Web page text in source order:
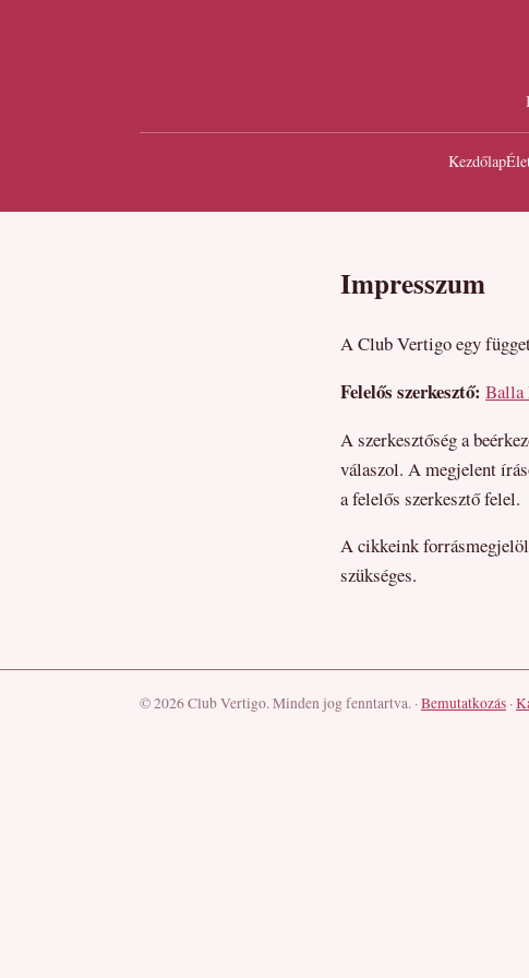
Kezdőlap
Impresszum
A Club Vertigo egy
Felelős szerkesztő: Balla
A szerkesztőség a
válaszol. A megjelent
a felelős szerkesztő felel.
A cikkeink
szükséges.
© 2026 Club Vertigo. Minden jog fenntartva. ·Bemutatkozás ·